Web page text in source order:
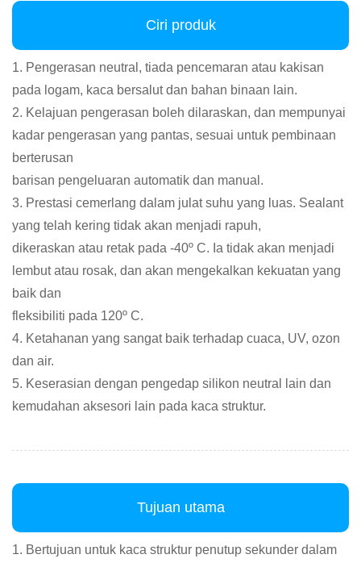
Ciri produk
1. Pengerasan neutral, tiada pencemaran atau kakisan
pada logam, kaca bersalut dan bahan binaan lain.
2. Kelajuan pengerasan boleh dilaraskan, dan mempunyai
kadar pengerasan yang pantas, sesuai untuk pembinaan
berterusan
barisan pengeluaran automatik dan manual.
3. Prestasi cemerlang dalam julat suhu yang luas. Sealant
yang telah kering tidak akan menjadi rapuh,
dikeraskan atau retak pada -40º C. Ia tidak akan menjadi
lembut atau rosak, dan akan mengekalkan kekuatan yang
baik dan
fleksibiliti pada 120º C.
4. Ketahanan yang sangat baik terhadap cuaca, UV, ozon
dan air.
5. Keserasian dengan pengedap silikon neutral lain dan
kemudahan aksesori lain pada kaca struktur.
Tujuan utama
1. Bertujuan untuk kaca struktur penutup sekunder dalam